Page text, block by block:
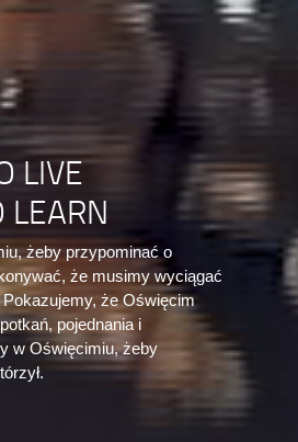
LIVE
LEARN
żeby przypominać o
że musimy wyciągać
że Oświęcim
pojednania i
w Oświęcimiu, żeby